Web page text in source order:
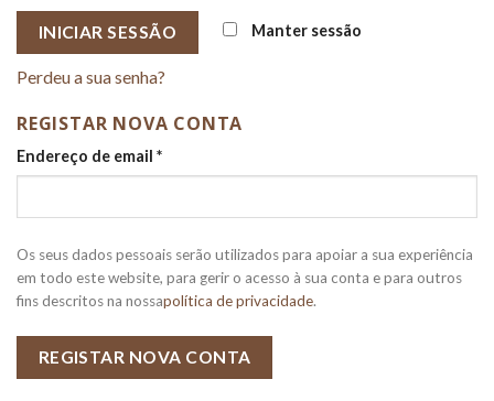
INICIAR SESSÃO Manter sessão
Perdeu a sua senha?
REGISTAR NOVA CONTA
Endereço de email *
Os seus dados pessoais serão utilizados para apoiar a sua experiência
em todo este website, para gerir o acesso à sua conta e para outros
fins descritos na nossapolítica de privacidade.
REGISTAR NOVA CONTA